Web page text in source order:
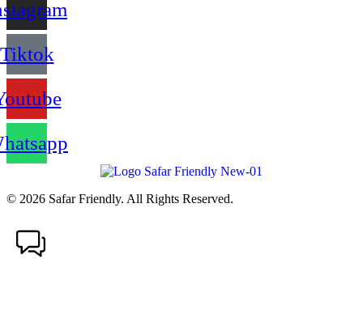
Tiktok
© 2026 Safar Friendly. All Rights Reserved.